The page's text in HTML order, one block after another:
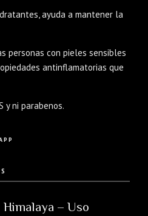
ayuda a mantener la
personas con pieles sensibles
antinflamatorias que
y ni parabenos.
Himalaya – Uso